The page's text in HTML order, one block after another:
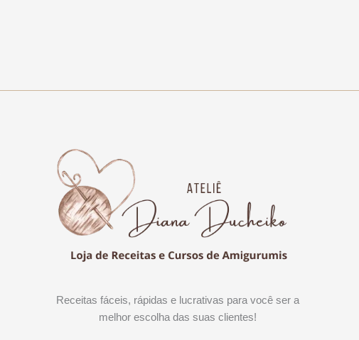
Receitas fáceis, rápidas e lucrativas para você ser a
melhor escolha das suas clientes!